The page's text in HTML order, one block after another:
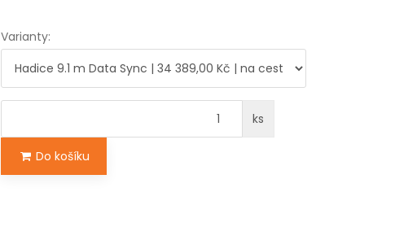
Varianty:
ks
Do košíku